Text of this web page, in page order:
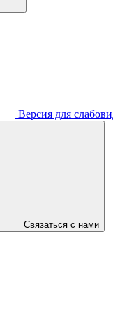
Версия для
Связаться с нами